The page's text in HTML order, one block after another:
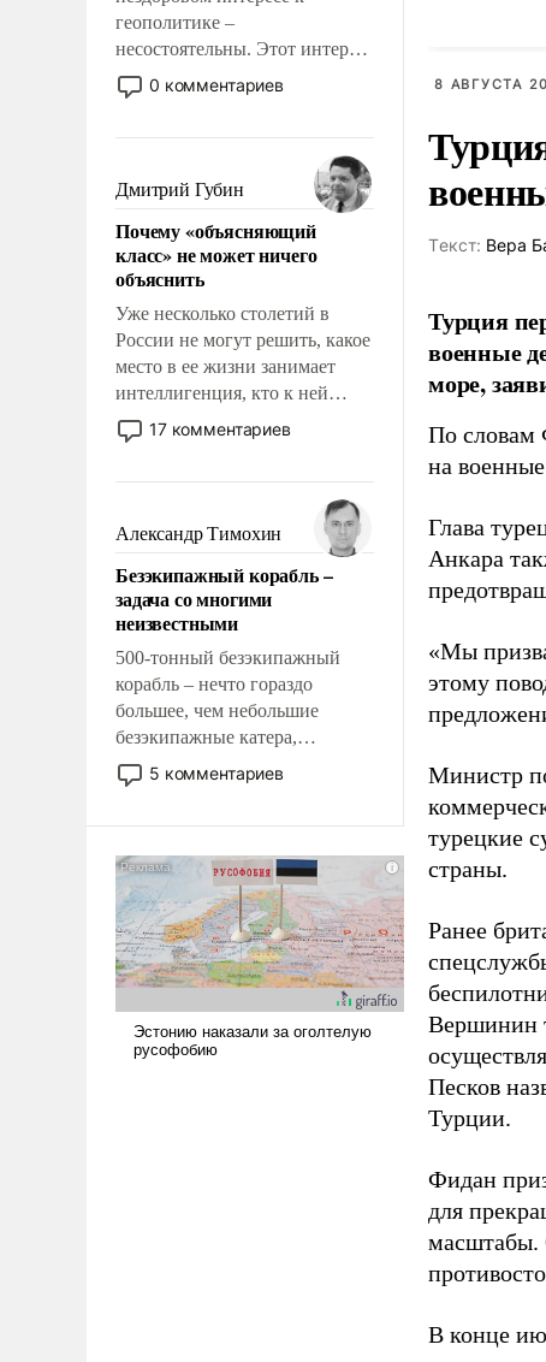
геополитике –
несостоятельны. Этот интерес
рационален и прагматичен. Он
обусловлен тысячелетним
фундаментальным знанием,
что мировая политика имеет
свойство заявляться на порог
нашего дома.
0 комментариев
Дмитрий Губин
Почему «объясняющий
класс» не может ничего
объяснить
Уже несколько столетий в
России не могут решить, какое
место в ее жизни занимает
интеллигенция, кто к ней
принадлежит, а кого из нее
исключили с правом
чем она отличается от просто
образованных людей. Иногда
казалось, что эти вопросы
решены раз и навсегда, но –
нет, не решены.
17 комментариев
Александр Тимохин
Безэкипажный корабль –
задача со многими
неизвестными
500-тонный безэкипажный
корабль – нечто гораздо
большее, чем небольшие
безэкипажные катера,
применение которых уже
стало обыденностью. Задача по
и ее реализация радикально
поднимет наши боевые
возможности.
5 комментариев
8 АВГУСТА
Tекст: Вера
Турция
военные
море,
По словам
на
Глава
Анкара
«Мы
этому
Министр
турецкие
страны.
Ранее
Вершинин
Песков
Турции.
Фидан
для
масштабы.
В конце